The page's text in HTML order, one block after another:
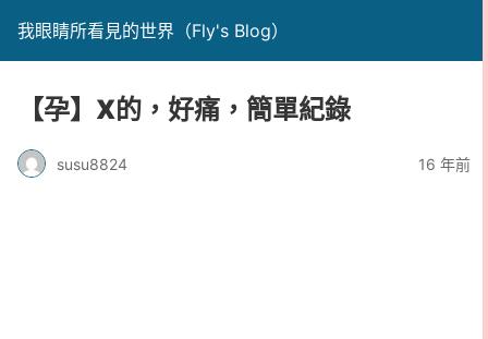
我眼睛所看見的世界（Fly's Blog）
【孕】X的，好痛，簡單紀錄
susu8824 16 年前